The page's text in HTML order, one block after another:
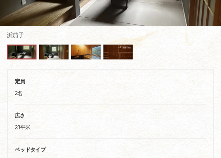
浜茄子
定員
2名
広さ
23平米
ベッドタイプ